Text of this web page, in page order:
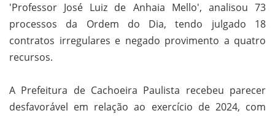
'Professor José Luiz de Anhaia Mello', analisou 73
processos da Ordem do Dia, tendo julgado 18
contratos irregulares e negado provimento a quatro
recursos.
A Prefeitura de Cachoeira Paulista recebeu parecer
desfavorável em relação ao exercício de 2024, com